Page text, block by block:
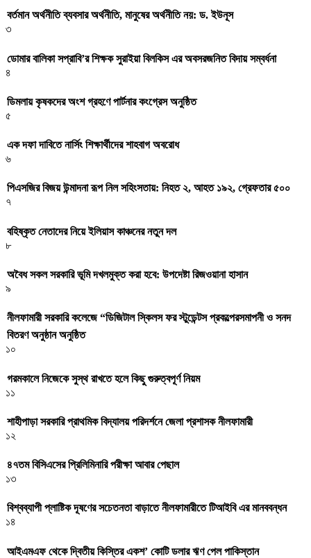
বর্তমান অর্থনীতি ব্যবসার অর্থনীতি, মানুষের অর্থনীতি নয়: ড. ইউনূস
৩
ডোমার বালিকা সপ্রাবি’র শিক্ষক সুরাইয়া বিলকিস এর অবসরজনিত বিদায় সম্বর্ধনা
৪
ডিমলায় কৃষকদের অংশ গ্রহণে পার্টনার কংগ্রেস অনুষ্ঠিত
৫
এক দফা দাবিতে নার্সিং শিক্ষার্থীদের শাহবাগ অবরোধ
৬
পিএসজির বিজয় উন্মাদনা রূপ নিল সহিংসতায়: নিহত ২, আহত ১৯২, গ্রেফতার ৫০০
৭
বহিষ্কৃত নেতাদের নিয়ে ইলিয়াস কাঞ্চনের নতুন দল
৮
অবৈধ সকল সরকারি ভূমি দখলমুক্ত করা হবে: উপদেষ্টা রিজওয়ানা হাসান
৯
নীলফামারী সরকারি কলেজে “ডিজিটাল স্কিলস ফর স্টুডেন্টস প্রকল্পেরসমাপনী ও সনদ
বিতরণ অনুষ্ঠান অনুষ্ঠিত
১০
গরমকালে নিজেকে সুস্থ রাখতে হলে কিছু গুরুত্বপূর্ণ নিয়ম
১১
শাহীপাড়া সরকারি প্রাথমিক বিদ্যালয় পরিদর্শনে জেলা প্রশাসক নীলফামারী
১২
৪৭তম বিসিএসের প্রিলিমিনারি পরীক্ষা আবার পেছাল
১৩
বিশ্বব্যাপী প্লাষ্টিক দূষণের সচেতনতা বাড়াতে নীলফামারীতে টিআইবি এর মানববন্ধন
১৪
আইএমএফ থেকে দ্বিতীয় কিস্তির একশ’ কোটি ডলার ঋণ পেল পাকিস্তান